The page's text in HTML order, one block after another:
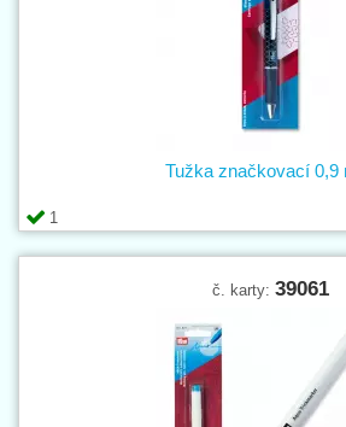
1
Tužka značkovací 0,9
č. karty: 39061